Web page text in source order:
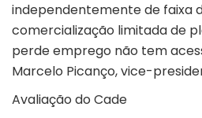
independentemente de faixa
comercialização limitada de
perde emprego não tem
Marcelo Picanço, vice-
Avaliação do Cade